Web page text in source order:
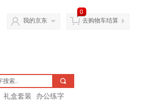
我的京东
0
去购物车结算
礼盒套装
办公练字